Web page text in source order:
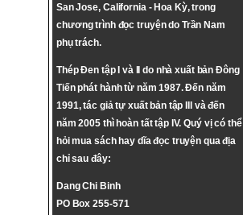
San Jose, California - Hoa Kỳ, trong
chương trình đọc truyện do Trần Nam
phụ trách.
Thép Đen tập I và II do nhà xuất bản Đông
Tiến phát hành từ năm 1987. Đến năm
1991, tác giả tự xuất bản tập III và đến
năm 2005 thì hoàn tất tập IV. Quý vị có thể
hỏi mua sách hay dĩa đọc truyện qua địa
chỉ sau đây:
Dang Chi Binh
PO Box 255-571